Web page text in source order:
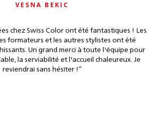
VESNA BEKIC
chez Swiss Color ont été fantastiques ! Les
formateurs et les autres stylistes ont été
Un grand merci à toute l'équipe pour
la serviabilité et l'accueil chaleureux. Je
reviendrai sans hésiter ! ”